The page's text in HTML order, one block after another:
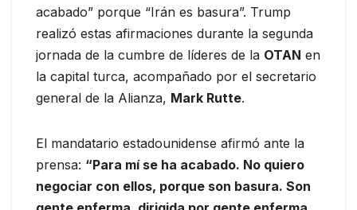
acabado” porque “Irán es basura”. Trump
realizó estas afirmaciones durante la segunda
jornada de la cumbre de líderes de la OTAN en
la capital turca, acompañado por el secretario
general de la Alianza, Mark Rutte.
El mandatario estadounidense afirmó ante la
prensa: “Para mí se ha acabado. No quiero
negociar con ellos, porque son basura. Son